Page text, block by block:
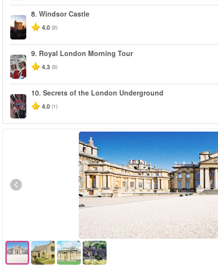
8. Windsor Castle
4.0 (2)
9. Royal London Morning Tour
4.3 (3)
10. Secrets of the London Underground
4.0 (1)